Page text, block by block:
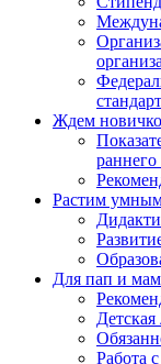
Ждем
раннего
Растим
Для пап и мам
Детская
Работа